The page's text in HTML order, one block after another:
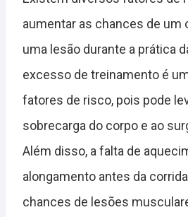
aumentar as chances de um
uma lesão durante a prática
excesso de treinamento é
fatores de risco, pois pode
sobrecarga do corpo e ao
Além disso, a falta de
alongamento antes da
chances de lesões